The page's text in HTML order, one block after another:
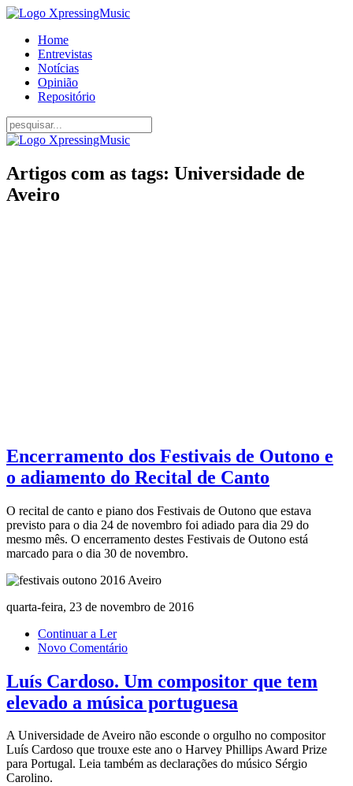
Home
Entrevistas
Notícias
Opinião
Repositório
Artigos com as tags: Universidade de
Aveiro
Encerramento dos Festivais de Outono e
o adiamento do Recital de Canto
O recital de canto e piano dos Festivais de Outono que estava
previsto para o dia 24 de novembro foi adiado para dia 29 do
mesmo mês. O encerramento destes Festivais de Outono está
marcado para o dia 30 de novembro.
quarta-feira, 23 de novembro de 2016
Continuar a Ler
Novo Comentário
Luís Cardoso. Um compositor que tem
elevado a música portuguesa
A Universidade de Aveiro não esconde o orgulho no compositor
Luís Cardoso que trouxe este ano o Harvey Phillips Award Prize
para Portugal. Leia também as declarações do músico Sérgio
Carolino.